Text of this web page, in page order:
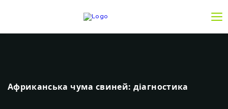
Африканська чума свиней: діагностика